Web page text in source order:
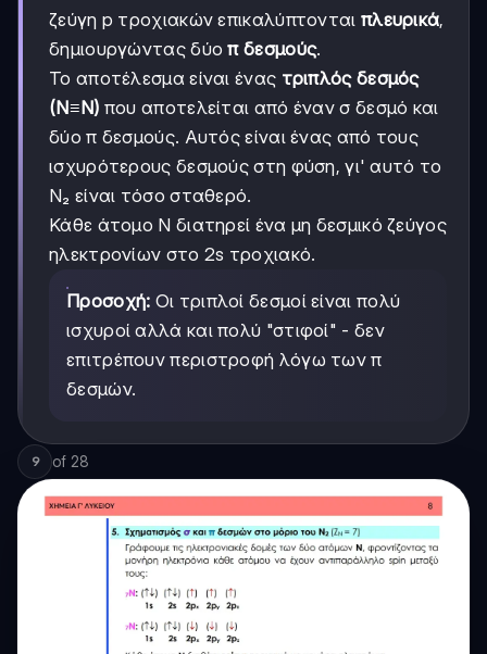
ζεύγη p τροχιακών επικαλύπτονται πλευρικά,
δημιουργώντας δύοπ δεσμούς.
Το αποτέλεσμα είναι ένας τριπλός δεσμός
(N≡N) που αποτελείται από έναν σ δεσμό και
δύο π δεσμούς. Αυτός είναι ένας από τους
ισχυρότερους δεσμούς στη φύση, γι' αυτό το
N₂ είναι τόσο σταθερό.
Κάθε άτομο N διατηρεί ένα μη δεσμικό ζεύγος
ηλεκτρονίων στο 2s τροχιακό.
Προσοχή: Οι τριπλοί δεσμοί είναι πολύ
ισχυροί αλλά και πολύ "στιφοί" - δεν
επιτρέπουν περιστροφή λόγω των π
δεσμών.
9 of 28